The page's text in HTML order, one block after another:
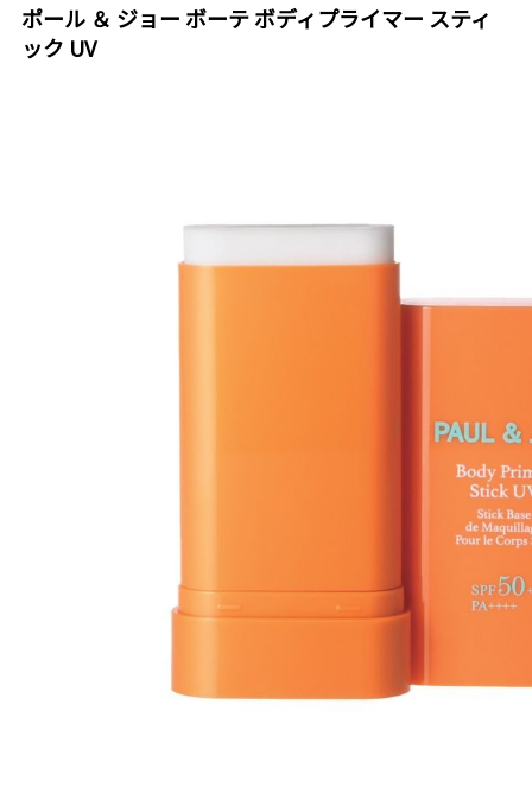
ポール ＆ ジョー ボーテ ボディプライマー スティ
ック UV